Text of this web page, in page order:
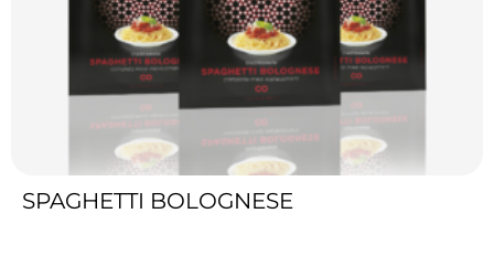
SPAGHETTI BOLOGNESE